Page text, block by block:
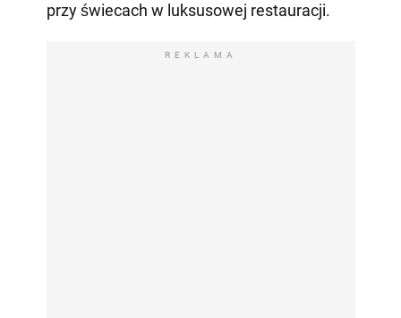
przy świecach w luksusowej restauracji.
REKLAMA